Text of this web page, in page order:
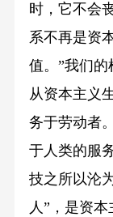
时，它不会
系不再是资
值。”我们
从资本主义
务于劳动者
于人类的服
技之所以沦
人”，是资